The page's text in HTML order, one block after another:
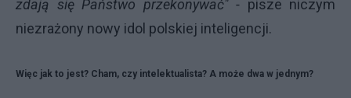
zdają się Państwo przekonywać" - pisze niczym
niezrażony nowy idol polskiej inteligencji.
Więc jak to jest? Cham, czy intelektualista? A może dwa w jednym?